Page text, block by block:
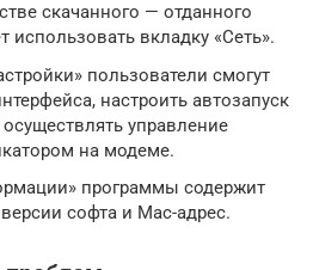
скачанного — отданного
использовать вкладку «Сеть».
пользователи смогут
настроить автозапуск
управление
на модеме.
программы содержит
софта и Mac-адрес.